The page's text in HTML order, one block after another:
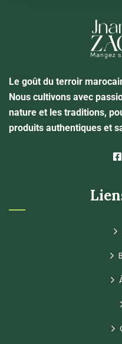
Le goût du terroir
Nous cultivons avec
nature et les traditions,
produits authentiques et